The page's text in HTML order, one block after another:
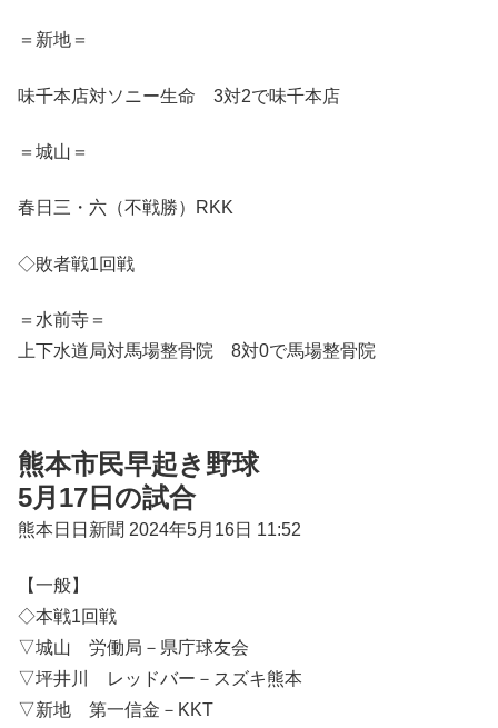
＝新地＝
味千本店対ソニー生命 3対2で味千本店
＝城山＝
春日三・六（不戦勝）RKK
◇敗者戦1回戦
＝水前寺＝
上下水道局対馬場整骨院 8対0で馬場整骨院
熊本市民早起き野球
5月17日の試合
熊本日日新聞 2024年5月16日 11:52
【一般】
◇本戦1回戦
▽城山 労働局－県庁球友会
▽坪井川 レッドバー－スズキ熊本
▽新地 第一信金－KKT